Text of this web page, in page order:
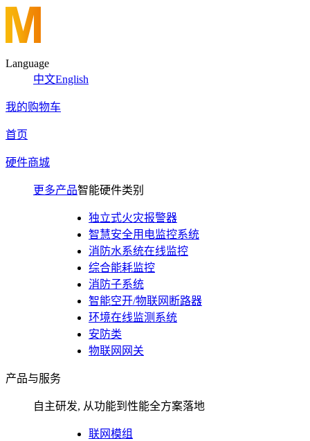
Language
中文English
我的购物车
首页
硬件商城
更多产品智能硬件类别
独立式火灾报警器
智慧安全用电监控系统
消防水系统在线监控
综合能耗监控
消防子系统
智能空开/物联网断路器
环境在线监测系统
安防类
物联网网关
产品与服务
自主研发, 从功能到性能全方案落地
联网模组